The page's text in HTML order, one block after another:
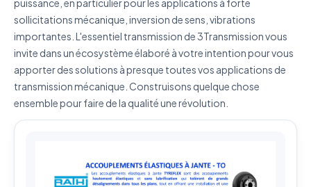
puissance, en particulier pour les applications à forte
sollicitations mécanique, inversion de sens, vibrations
importantes. L'essentiel transmission de 3Transmission vous
invite dans un écosystème élaboré à votre intention pour vous
apporter des solutions à presque toutes vos applications de
transmission mécanique. Construisons quelque chose
ensemble pour faire de la qualité une révolution.
J'accepte que mes données soient utilisées pour traiter
ma demande.Politique de confidentialité
Envoyer ma demande de devis
Vos données sont protégées et ne seront jamais
partagées